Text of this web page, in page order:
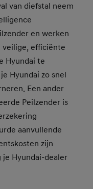
van diefstal neem
en werken
veilige, efficiënte
Hyundai te
Hyundai zo snel
Een ander
Peilzender is
aanvullende
zijn
je Hyundai-dealer